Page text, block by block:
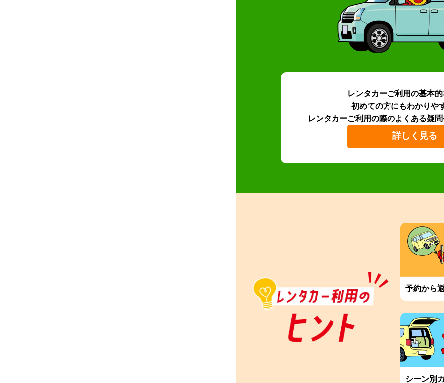
レンタカーご利用の基本
初めての方にもわかりや
レンタカーご利用の際のよくある疑問
詳しく見る
予約から
シーン別